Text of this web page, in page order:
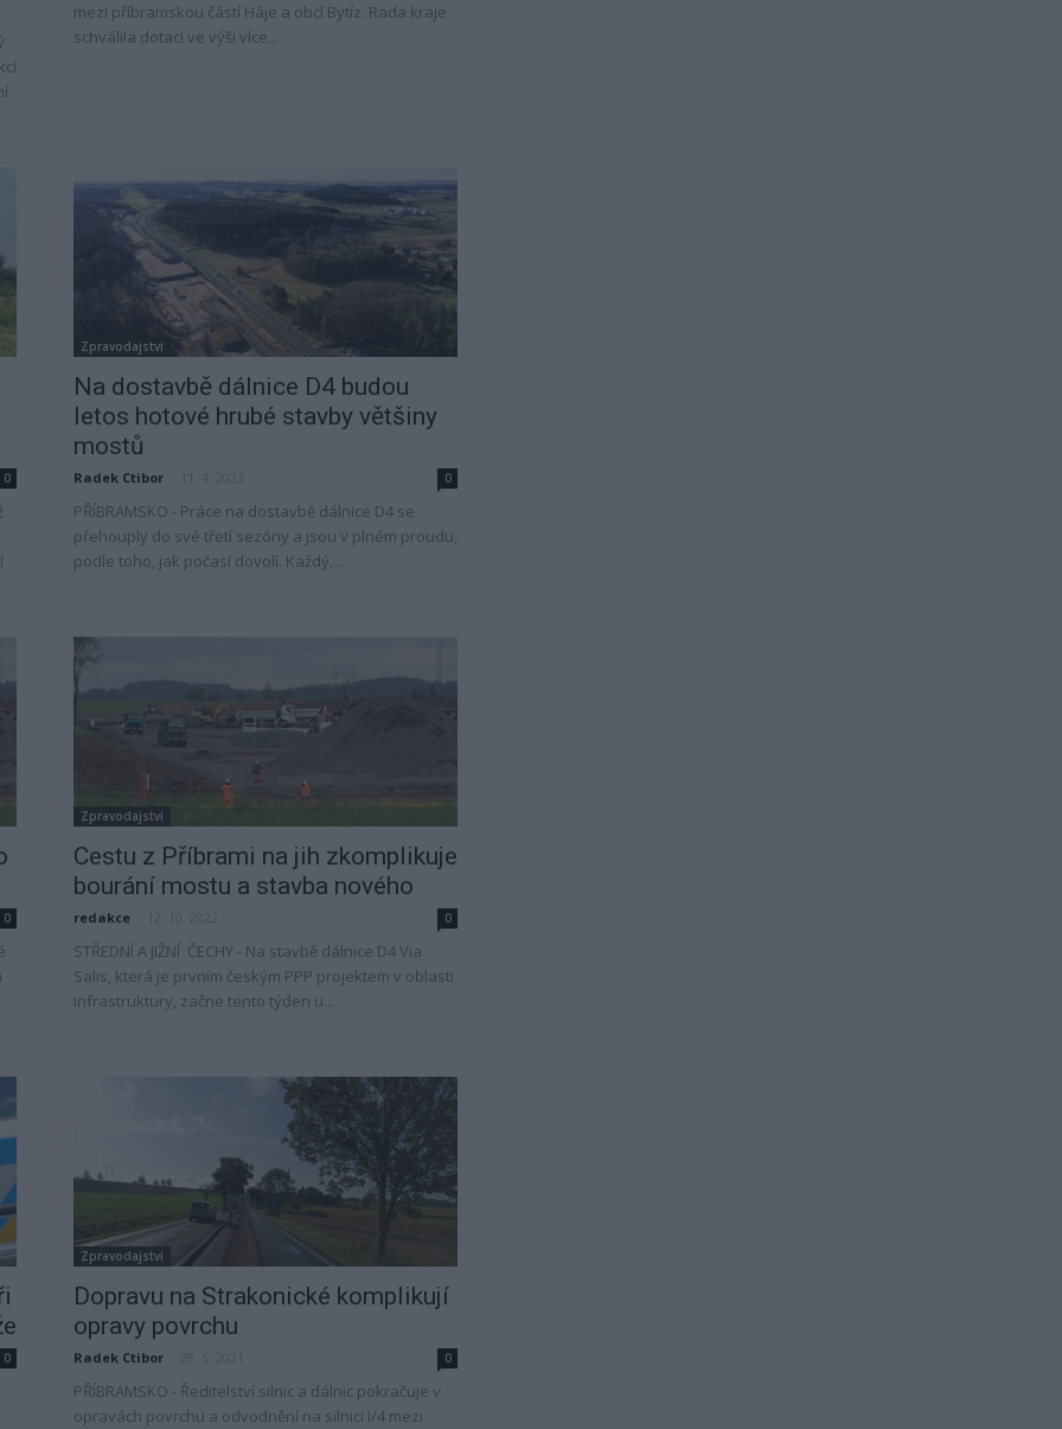
mezi příbramskou částí Háje a obcí Bytíz. Rada kraje
schválila dotaci ve výši více...
0
Zpravodajství
Na dostavbě dálnice D4 budou
letos hotové hrubé stavby většiny
mostů
Radek Ctibor 0
PŘÍBRAMSKO - Práce na dostavbě dálnice D4 se
přehouply do své třetí sezóny a jsou v plném proudu,
podle toho, jak počasí dovolí. Každý,...
0
Zpravodajství
Cestu z Příbrami na jih zkomplikuje
bourání mostu a stavba nového
redakce 0
STŘEDNÍ A JIŽNÍ ČECHY - Na stavbě dálnice D4 Via
Salis, která je prvním českým PPP projektem v oblasti
infrastruktury, začne tento týden u...
0
Zpravodajství
Dopravu na Strakonické komplikují
opravy povrchu
Radek Ctibor 0
PŘÍBRAMSKO - Ředitelství silnic a dálnic pokračuje v
opravách povrchu a odvodnění na silnici I/4 mezi